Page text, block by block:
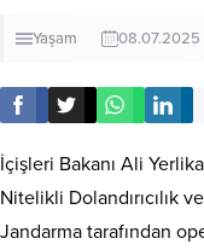
Yaşam 08.07.2025
İçişleri Bakanı Ali
Nitelikli Dolandırıcılık
Jandarma tarafından